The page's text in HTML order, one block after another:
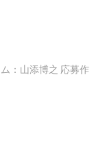
：山添博之 応募作